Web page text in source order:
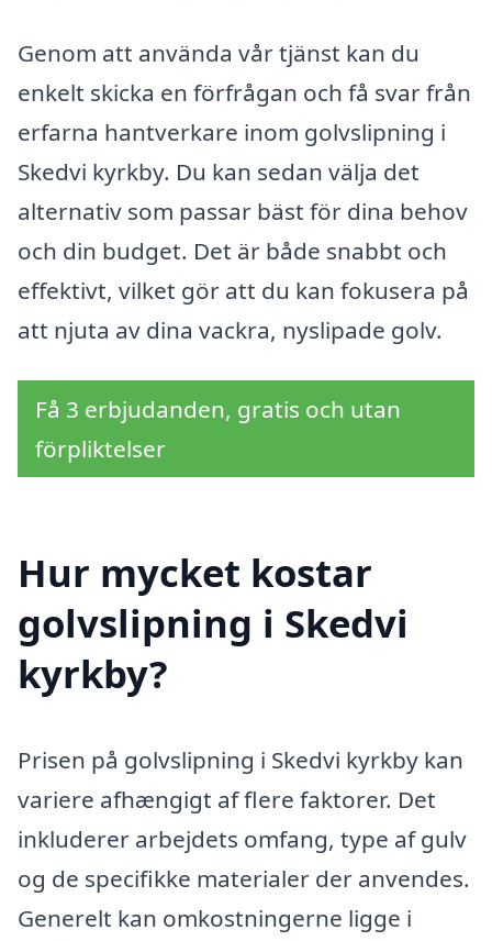
Genom att använda vår tjänst kan du
enkelt skicka en förfrågan och få svar från
erfarna hantverkare inom golvslipning i
Skedvi kyrkby. Du kan sedan välja det
alternativ som passar bäst för dina behov
och din budget. Det är både snabbt och
effektivt, vilket gör att du kan fokusera på
att njuta av dina vackra, nyslipade golv.
Få 3 erbjudanden, gratis och utan
förpliktelser
Hur mycket kostar
golvslipning i Skedvi
kyrkby?
Prisen på golvslipning i Skedvi kyrkby kan
variere afhængigt af flere faktorer. Det
inkluderer arbejdets omfang, type af gulv
og de specifikke materialer der anvendes.
Generelt kan omkostningerne ligge i